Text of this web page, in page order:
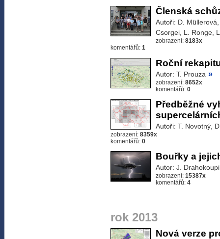
Členská
Autoři: D.
Csorgei, L. Ronge,
zobrazení: 8183x
komentářů: 1
Roční
Autor: T. Prouza »
zobrazení: 8652x
komentářů: 0
Předběžné
Autoři: T. Novotný,
zobrazení: 8359x
komentářů: 0
Bouřky a
Autor: J.
zobrazení: 15387x
komentářů: 4
rok 2013
Nová verze